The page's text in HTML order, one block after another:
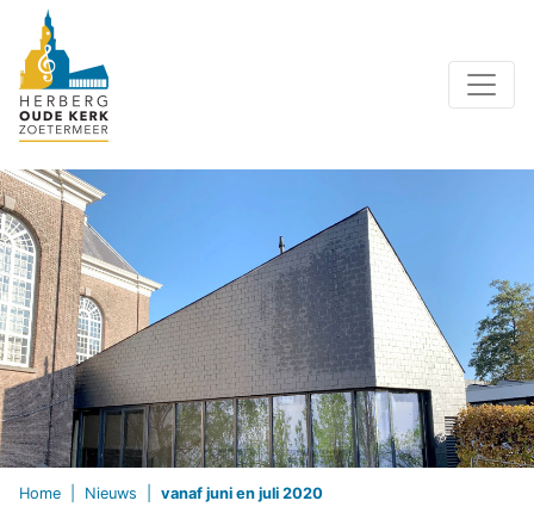
Home Nieuws vanaf juni en juli 2020